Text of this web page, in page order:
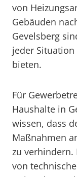
von
Gebäuden
Gevelsberg
jeder
bieten.
Für
Haushalte in
wissen, dass
Maßnahmen
zu verhindern.
von